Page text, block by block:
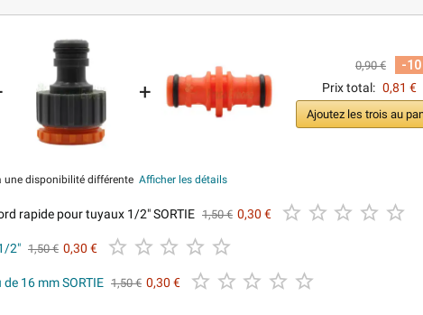
+
0,90 €
-10
Prix total: 0,81 €
Ajoutez les trois au
une disponibilité différente Afficher les détails
rapide pour tuyaux 1/2" SORTIE 1,50 € 0,30 €     
2" 1,50 € 0,30 €     
16 mm SORTIE 1,50 € 0,30 €     